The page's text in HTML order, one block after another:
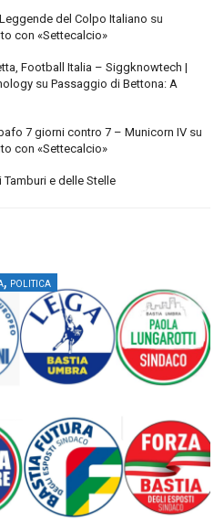
del Colpo Italiano su
con «Settecalcio»
Football Italia – Siggknowtech |
su Passaggio di Bettona: A
7 giorni contro 7 – Municorn IV su
con «Settecalcio»
e delle Stelle
, POLITICA